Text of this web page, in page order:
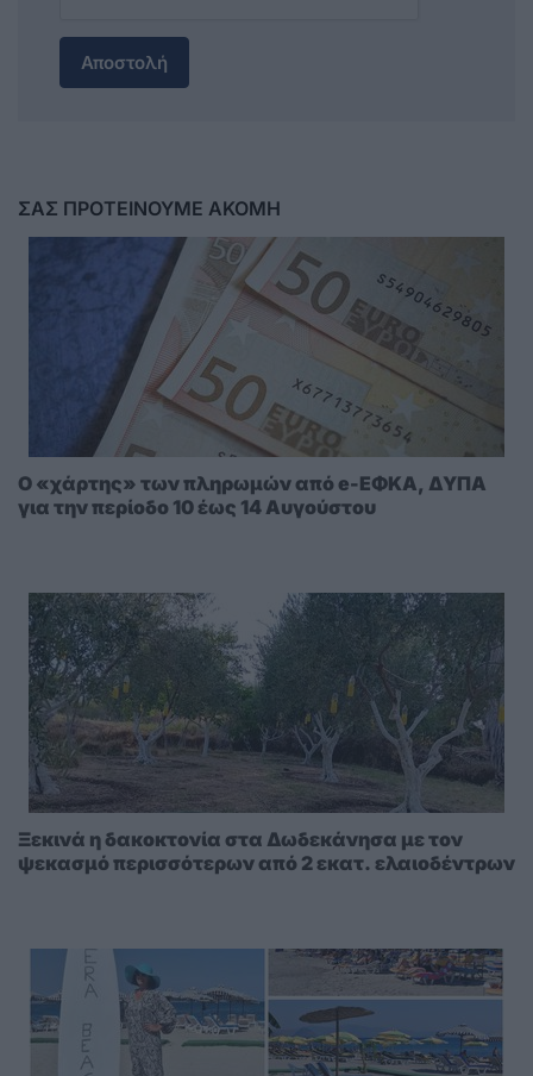
Αποστολή
ΣΑΣ ΠΡΟΤΕΙΝΟΥΜΕ ΑΚΟΜΗ
Ο «χάρτης» των πληρωμών από e-ΕΦΚΑ, ΔΥΠΑ
για την περίοδο 10 έως 14 Αυγούστου
Ξεκινά η δακοκτονία στα Δωδεκάνησα με τον
ψεκασμό περισσότερων από 2 εκατ. ελαιοδέντρων